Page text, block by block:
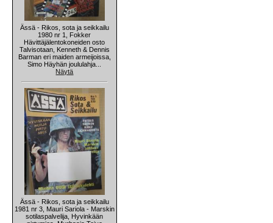
Ässä - Rikos, sota ja seikkailu
1980 nr 1, Fokker
Hävittäjälentokoneiden osto
Talvisotaan, Kenneth & Dennis
Barman eri maiden armeijoissa,
Simo Häyhän joululahja...
Näytä
Ässä - Rikos, sota ja seikkailu
1981 nr 3, Mauri Sariola - Marskin
sotilaspalvelija, Hyvinkään